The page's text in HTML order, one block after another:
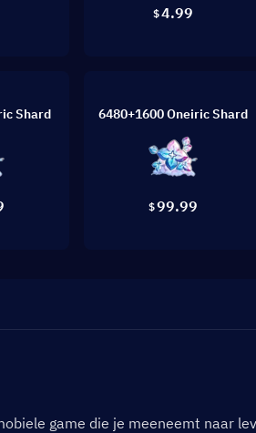
$4.99
Shard 6480+1600 Oneiric Shard
$99.99
game die je meeneemt naar